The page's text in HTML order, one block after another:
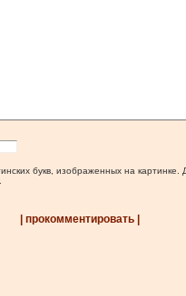
букв, изображенных на картинке.
| прокомментировать |